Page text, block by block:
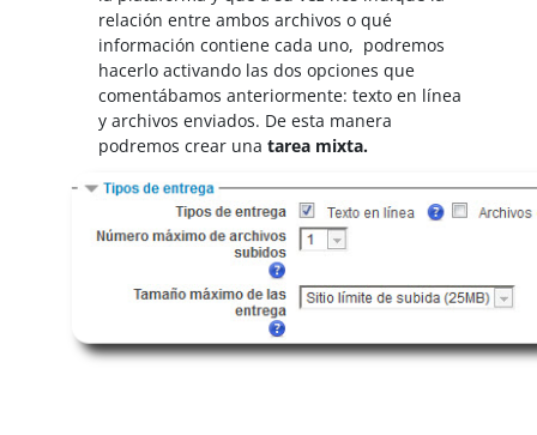
relación entre ambos archivos o qué
información contiene cada uno, podremos
hacerlo activando las dos opciones que
comentábamos anteriormente: texto en línea
y archivos enviados. De esta manera
podremos crear una tarea mixta.